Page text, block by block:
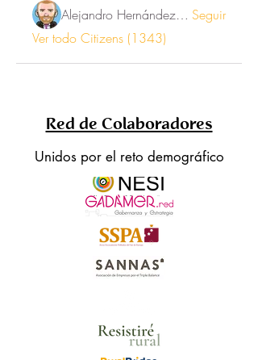
Alejandro Hernández Renner Seguir
Ver todo Citizens (1343)
Red de Colaboradores
Unidos por el reto demográfico